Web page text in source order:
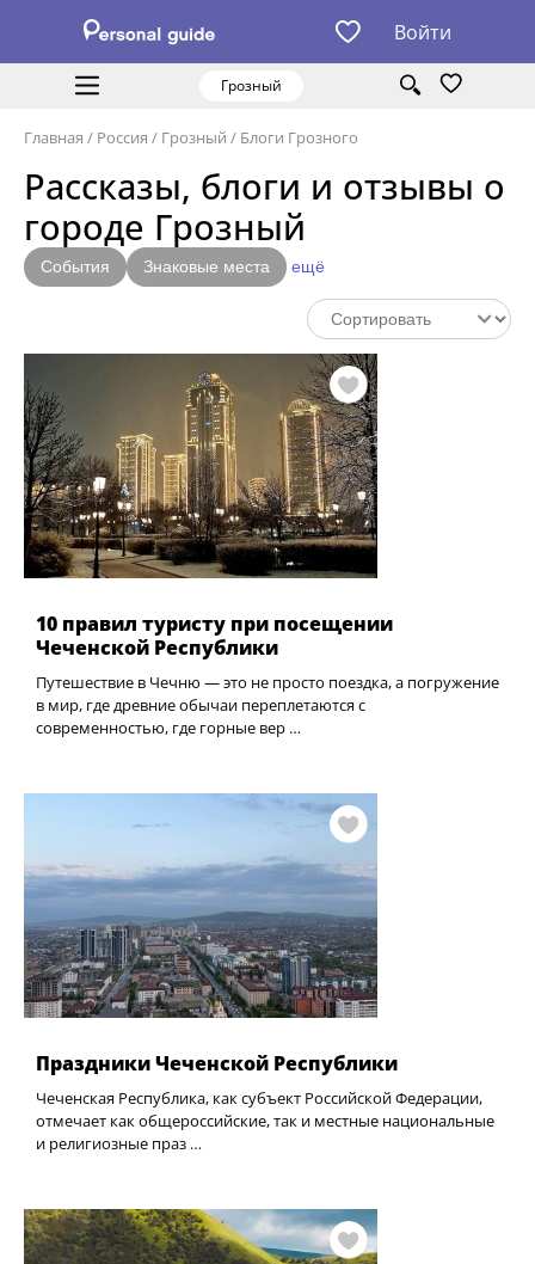
Войти
Грозный
Главная / Россия / Грозный / Блоги Грозного
Рассказы, блоги и отзывы о
городе Грозный
События Знаковые места ещё
10 правил туристу при посещении
Чеченской Республики
Путешествие в Чечню — это не просто поездка, а погружение
в мир, где древние обычаи переплетаются с
современностью, где горные вер …
Праздники Чеченской Республики
Чеченская Республика, как субъект Российской Федерации,
отмечает как общероссийские, так и местные национальные
и религиозные праз …